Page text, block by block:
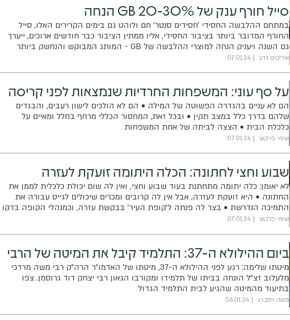
סייל חורף ענק של GB 20-30% הנחה
במתחם ההלבשה החסידי 'חסידים סנטר' חם ולוהט גם בימים הקרירים האלו, סייל
החורף המדובר ביותר בציבור החסידי, אליו ממתין הציבור כבר חודשים ארוכים, ייערך
גם השנה ויעניק הנחה למוצרי ההלבשה של GB - המותג המבוקש והנחשק ביותר
אליקים דהן 07.01.24
על סף עוני: המשפחות החרדיות שנמצאות לפני קריסה
הם לא עניים בהגדרה הפשוטה של המילה • הם לא הולכים לישון רעבים, והבגדים
שלהם בדרך כלל במצב תקין • ובכל זאת, המחסור הכללי מרחף בחלל ומאיים על
כלכלת הבית • הצצה לביתה של אחת המשפחות
שימי פרקש 07.01.24
שבוע וחצי לחתונה: הכלה היתומה זועקת לעזרה
לא יאומן: כלה יתומה מתחתנת בעוד שבוע וחצי, ואין לה שום יכולת כלכלית לממן את
החתונה • היא זועקת לעזרה, אבל אין לה קרובים ומכרים שיכולים לגייס עבורה את
התמיכה הנדרשת • בצר לה פנתה ל'קופת העיר' בבקשת עזרה, וכמנהלי הקופה בדקו
את המקרה, הם נחרדו!
שימי פרקש 07.01.24
ביום ההילולא ה-37: התלמיד קיבל את המיטה של הרבי
מיטתו שלימה: רגע לפני ההילולא ה-37, מיטתו של האדמו"ר הרה"ק רבי משה מרדכי
מלעלוב זצ"ל הונחה בביתו של תלמידו ומקורבו הגאון רבי יצחק דוד גרוסמן. צפו
בתיעוד מהמיטה שהגיע לבית התלמיד הגדול
משה ויסברג 06.01.24